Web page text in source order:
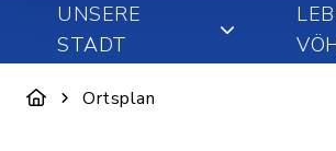
UNSERE
STADT
Ortsplan